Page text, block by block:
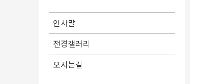
인사말
전경갤러리
오시는길